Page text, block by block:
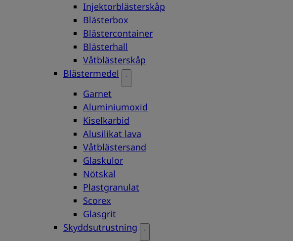
Injektorblästerskåp
Blästerbox
Blästercontainer
Blästerhall
Våtblästerskåp
Blästermedel
Garnet
Aluminiumoxid
Kiselkarbid
Alusilikat lava
Våtblästersand
Glaskulor
Nötskal
Plastgranulat
Scorex
Glasgrit
Skyddsutrustning